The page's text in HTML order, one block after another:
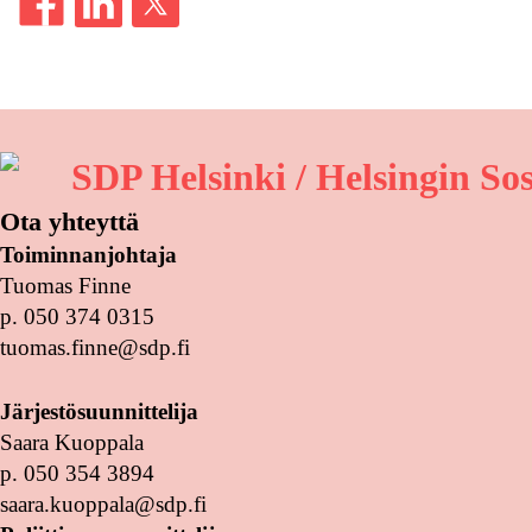
SDP Helsinki / Helsingin
Ota yhteyttä
Toiminnanjohtaja
Tuomas Finne
p. 050 374 0315
tuomas.finne@sdp.fi
Järjestösuunnittelija
Saara Kuoppala
p. 050 354 3894
saara.kuoppala@sdp.fi